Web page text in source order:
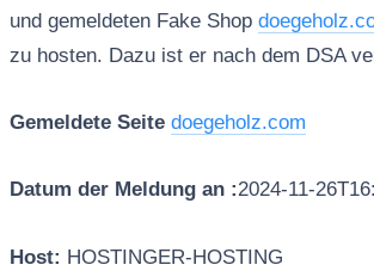
und gemeldeten Fake Shop
zu hosten. Dazu ist er nach dem DSA
Gemeldete Seite doegeholz.com
Datum der Meldung an :2024-11-
Host: HOSTINGER-HOSTING